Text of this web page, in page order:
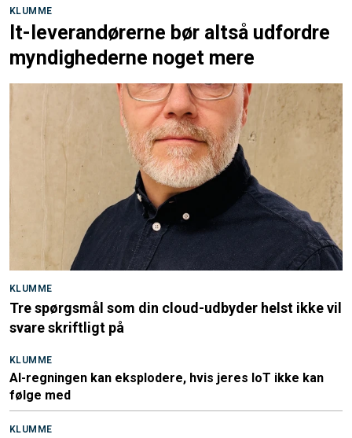
KLUMME
It-leverandørerne bør altså udfordre
myndighederne noget mere
KLUMME
Tre spørgsmål som din cloud-udbyder helst ikke vil
svare skriftligt på
KLUMME
AI-regningen kan eksplodere, hvis jeres IoT ikke kan
følge med
KLUMME